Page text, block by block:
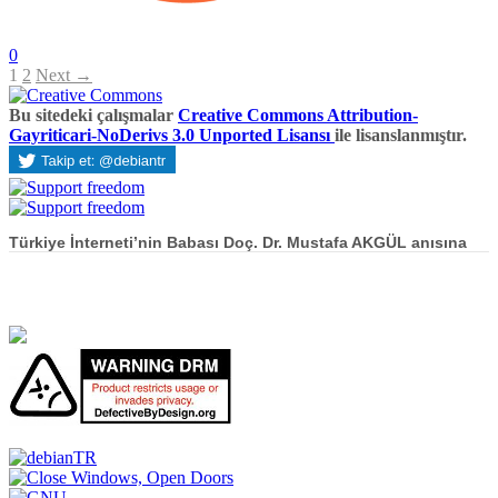
0
1 2 Next →
Bu sitedeki çalışmalar Creative Commons Attribution-
Gayriticari-NoDerivs 3.0 Unported Lisansı ile lisanslanmıştır.
Türkiye İnterneti’nin Babası Doç. Dr. Mustafa AKGÜL anısına